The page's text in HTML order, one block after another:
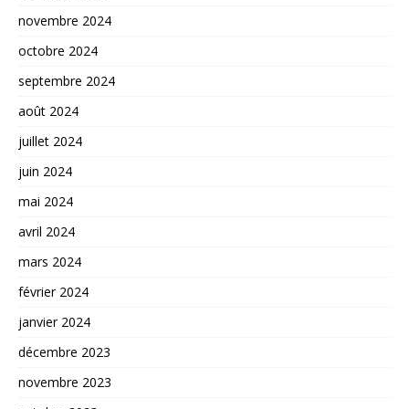
novembre 2024
octobre 2024
septembre 2024
août 2024
juillet 2024
juin 2024
mai 2024
avril 2024
mars 2024
février 2024
janvier 2024
décembre 2023
novembre 2023